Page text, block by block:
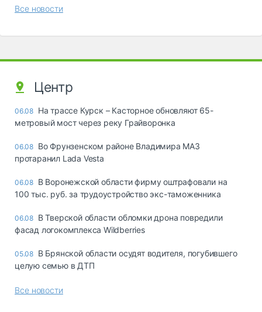
Все новости
Центр
06.08 На трассе Курск – Касторное обновляют 65-
метровый мост через реку Грайворонка
06.08 Во Фрунзенском районе Владимира МАЗ
протаранил Lada Vesta
06.08 В Воронежской области фирму оштрафовали на
100 тыс. руб. за трудоустройство экс-таможенника
06.08 В Тверской области обломки дрона повредили
фасад логокомплекса Wildberries
05.08 В Брянской области осудят водителя, погубившего
целую семью в ДТП
Все новости